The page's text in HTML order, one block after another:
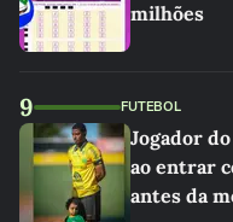
milhões
9 FUTEBOL
Jogador
ao entrar
antes da